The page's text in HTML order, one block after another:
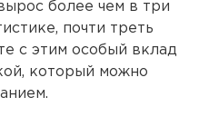
более чем в три
почти треть
с этим особый вклад
который можно